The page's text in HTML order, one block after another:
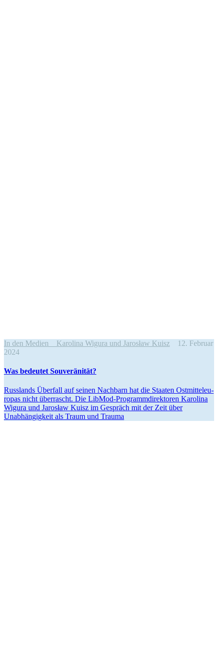
In den Medien Karolina Wigura und Jarosław Kuisz 12. Februar
2024
Was bedeutet Souveränität?
Russlands Überfall auf seinen Nachbarn hat die Staaten Ostmit­tel­eu­
ropas nicht überrascht. Die LibMod-Programm­di­rek­toren Karolina
Wigura und Jarosław Kuisz im Gespräch mit der Zeit über
Unabhän­gigkeit als Traum und Trauma